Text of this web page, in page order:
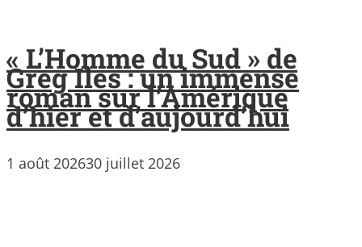
« L’Homme du Sud » de
Greg Iles : un immense
roman sur l’Amérique
d’hier et d’aujourd’hui
1 août 202630 juillet 2026